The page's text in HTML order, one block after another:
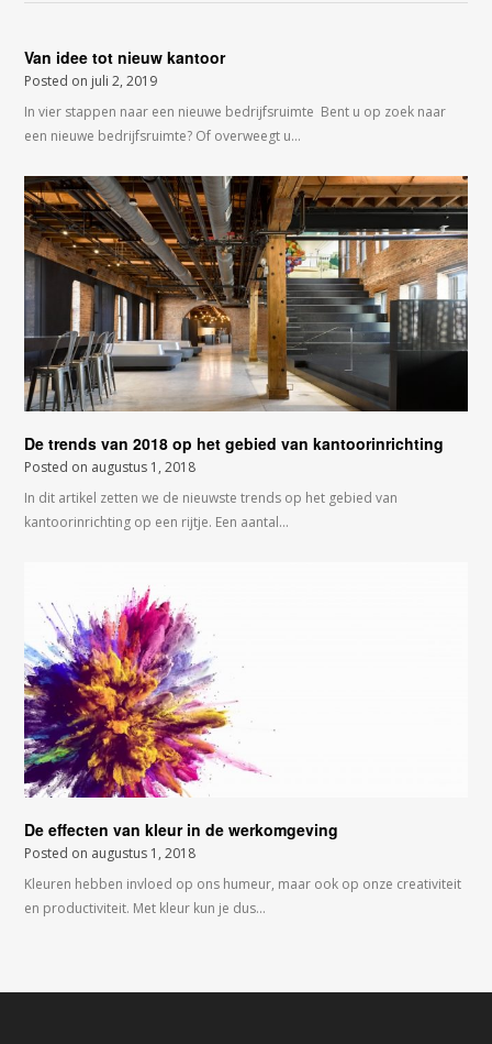
Van idee tot nieuw kantoor
Posted on juli 2, 2019
In vier stappen naar een nieuwe bedrijfsruimte Bent u op zoek naar
een nieuwe bedrijfsruimte? Of overweegt u…
De trends van 2018 op het gebied van kantoorinrichting
Posted on augustus 1, 2018
In dit artikel zetten we de nieuwste trends op het gebied van
kantoorinrichting op een rijtje. Een aantal…
De effecten van kleur in de werkomgeving
Posted on augustus 1, 2018
Kleuren hebben invloed op ons humeur, maar ook op onze creativiteit
en productiviteit. Met kleur kun je dus…